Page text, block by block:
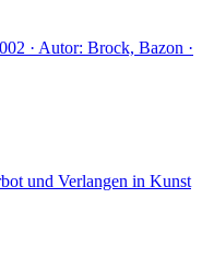
· Autor: Brock, Bazon ·
und Verlangen in Kunst